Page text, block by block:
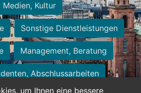
um Ihnen eine bessere
Medien, Kultur
Sonstige Dienstleistungen
Management, Beratung
Abschlussarbeiten